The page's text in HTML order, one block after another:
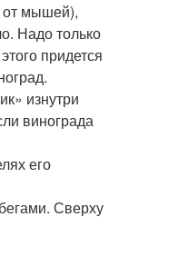
от мышей),
Надо только
придется
изнутри
винограда
его
Сверху